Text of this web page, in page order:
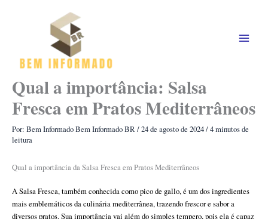
Qual a importância: Salsa
Fresca em Pratos Mediterrâneos
Por: Bem InformadoBem Informado BR/24 de agosto de 2024/4 minutos de
leitura
Qual a importância da Salsa Fresca em Pratos Mediterrâneos
A Salsa Fresca, também conhecida como pico de gallo, é um dos ingredientes
mais emblemáticos da culinária mediterrânea, trazendo frescor e sabor a
diversos pratos. Sua importância vai além do simples tempero, pois ela é capaz